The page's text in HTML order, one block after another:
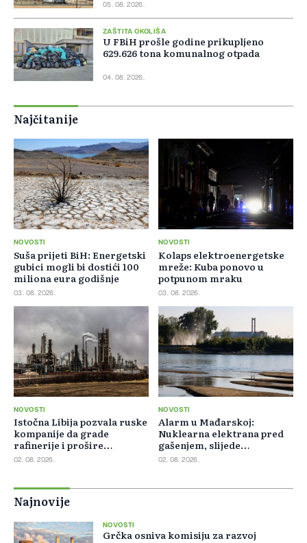
05. 08. 2026.
ZAŠTITA OKOLIŠA
U FBiH prošle godine prikupljeno
629.626 tona komunalnog otpada
04. 08. 2026.
Najčitanije
NOVOSTI
Suša prijeti BiH: Energetski
gubici mogli bi dostići 100
miliona eura godišnje
03. 08. 2026.
NOVOSTI
Kolaps elektroenergetske
mreže: Kuba ponovo u
potpunom mraku
03. 08. 2026.
NOVOSTI
Istočna Libija pozvala ruske
kompanije da grade
rafinerije i prošire
energetsku saradnju
02. 08. 2026.
NOVOSTI
Alarm u Mađarskoj:
Nuklearna elektrana pred
gašenjem, slijede
restrikcije struje i vode
02. 08. 2026.
Najnovije
NOVOSTI
Grčka osniva komisiju za razvoj